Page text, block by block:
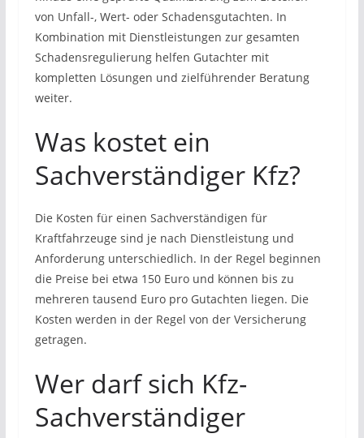
von Unfall-, Wert- oder Schadensgutachten. In
Kombination mit Dienstleistungen zur gesamten
Schadensregulierung helfen Gutachter mit
kompletten Lösungen und zielführender Beratung
weiter.
Was kostet ein
Sachverständiger Kfz?
Die Kosten für einen Sachverständigen für
Kraftfahrzeuge sind je nach Dienstleistung und
Anforderung unterschiedlich. In der Regel beginnen
die Preise bei etwa 150 Euro und können bis zu
mehreren tausend Euro pro Gutachten liegen. Die
Kosten werden in der Regel von der Versicherung
getragen.
Wer darf sich Kfz-
Sachverständiger